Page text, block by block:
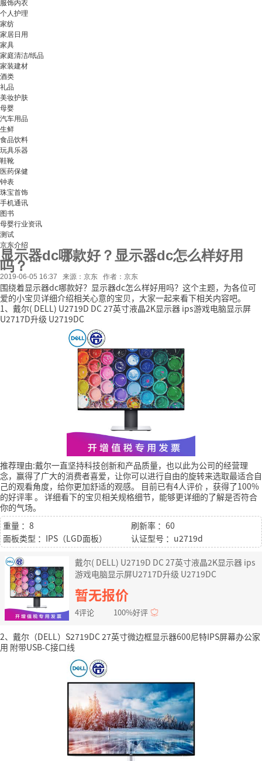
服饰内衣
个人护理
家纺
家居日用
家具
家庭清洁/纸品
家装建材
酒类
礼品
美妆护肤
母婴
汽车用品
生鲜
食品饮料
玩具乐器
鞋靴
医药保健
钟表
珠宝首饰
手机通讯
图书
母婴行业资讯
测试
京东介绍
显示器dc哪款好？显示器dc怎么样好用
吗？
2019-06-05 16:37 来源：京东 作者：京东
围绕着显示器dc哪款好？显示器dc怎么样好用吗？这个主题，为各位可
爱的小宝贝详细介绍相关心意的宝贝，大家一起来看下相关内容吧。
1、戴尔( DELL) U2719D DC 27英寸液晶2K显示器 ips游戏电脑显示屏
U2717D升级 U2719DC
推荐理由:戴尔一直坚持科技创新和产品质量，也以此为公司的经营理
念，赢得了广大的消费者喜爱，让你可以进行自由的旋转来选取最适合自
己的观看角度，给你更加舒适的观感。
目前已有4人评价 ，获得了100%
的好评率。 详细看下的宝贝相关规格细节，能够更详细的了解是否符合
你的气场。
重量 ：8
刷新率 ：60
面板类型 ：IPS（LGD面板）
认证型号 ：u2719d
戴尔( DELL) U2719D DC 27英寸液晶2K显示器 ips
游戏电脑显示屏U2717D升级 U2719DC
暂无报价
4评论 100%好评
2、戴尔（DELL）S2719DC 27英寸微边框显示器600尼特IPS屏幕办公家
用 附带USB-C接口线